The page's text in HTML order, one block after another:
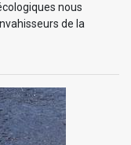
nous
de la